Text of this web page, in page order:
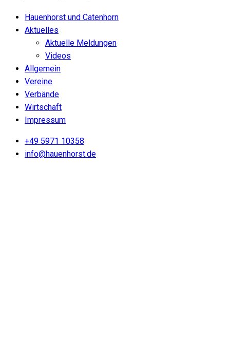
Hauenhorst und Catenhorn
Aktuelles
Aktuelle Meldungen
Videos
Allgemein
Vereine
Verbände
Wirtschaft
Impressum
+49 5971 10358
info@hauenhorst.de